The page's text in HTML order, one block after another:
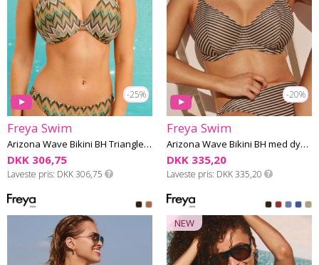
-25%
Freya Swim
Arizona Wave Bikini BH Triangle E-I skål
DKK 306,75
Laveste pris DKK 306,75
-20%
Freya Swim
Arizona Wave Bikini BH med dyb udskæring G-L skål
DKK 335,20
Laveste pris DKK 335,20
NEW